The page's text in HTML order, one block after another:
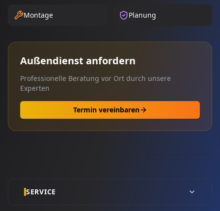
Montage Planung
Außendienst anfordern
Professionelle Beratung vor Ort durch unsere
Experten
Termin vereinbaren
SERVICE